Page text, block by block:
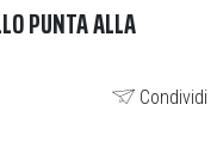
PUNTA ALLA
Condividi